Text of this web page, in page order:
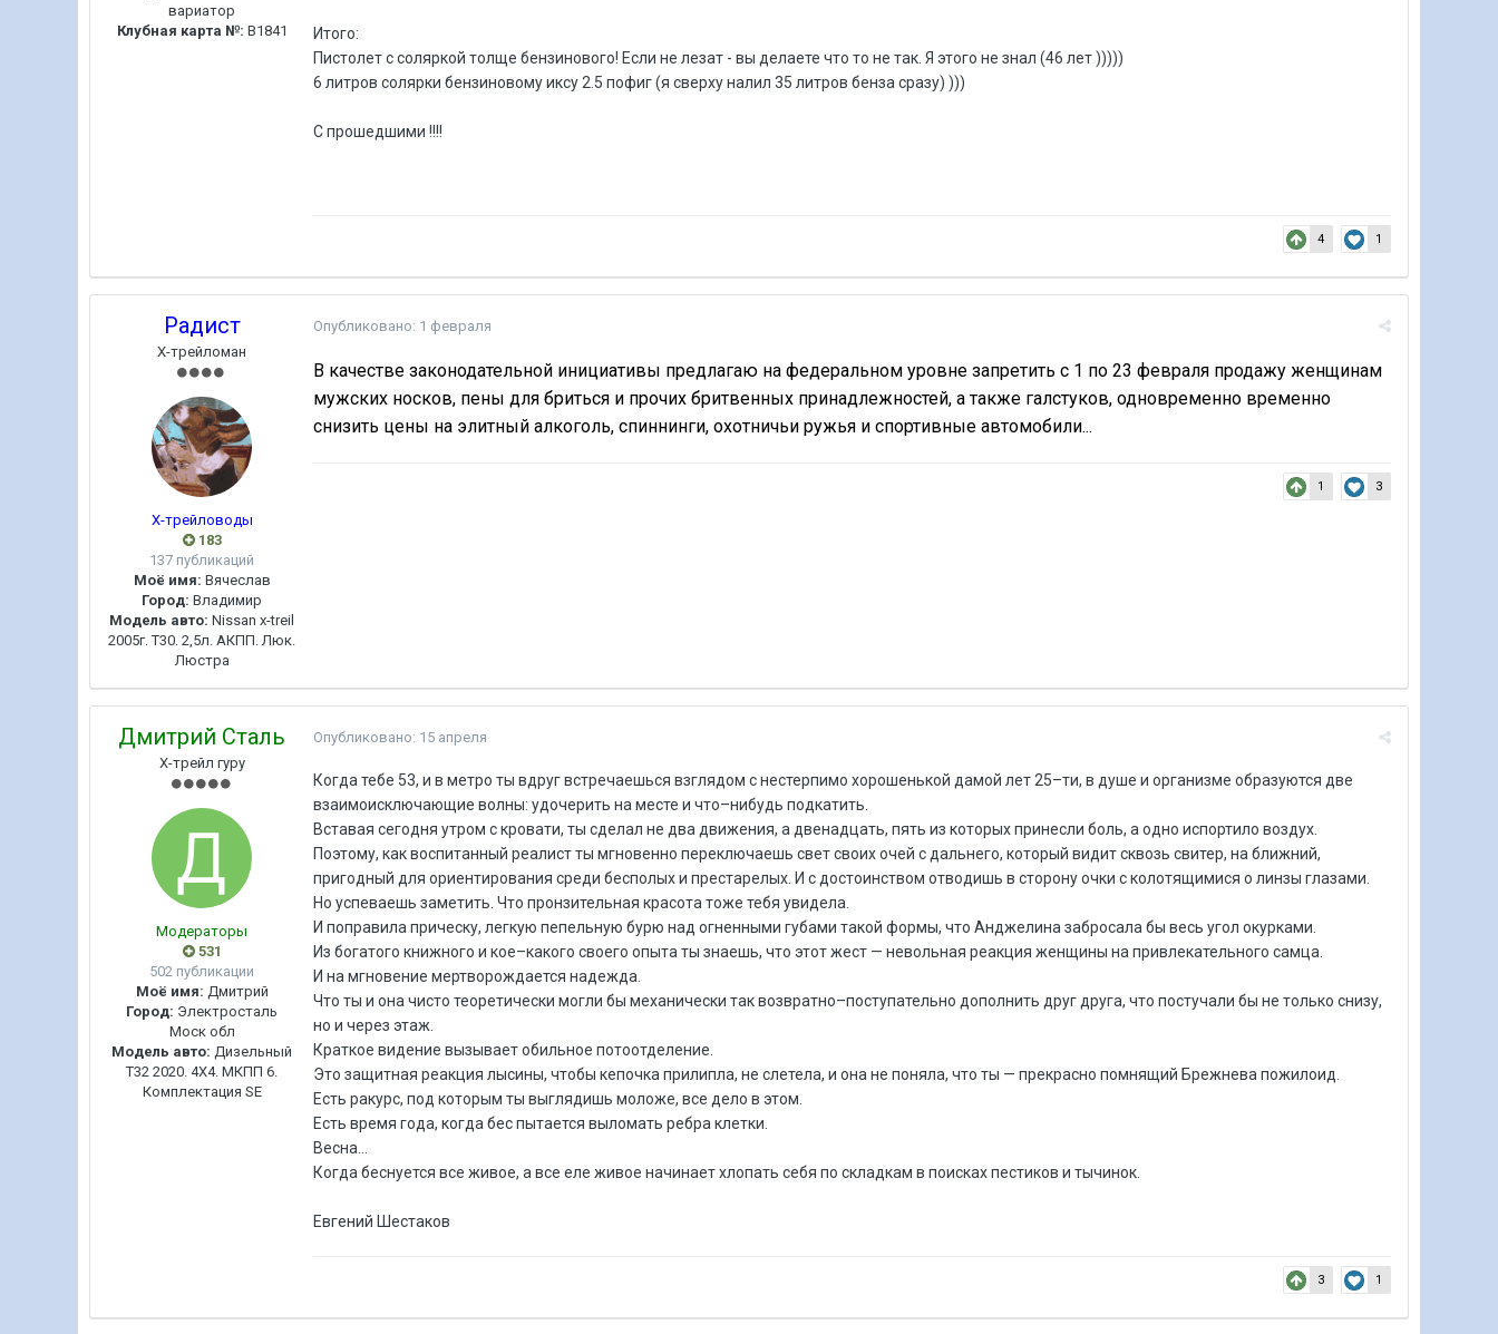
вариатор
Клубная карта №: B1841
Итого:
Пистолет с соляркой толще бензинового! Если не лезат - вы делаете что то не так. Я этого не знал (46 лет )))))
6 литров солярки бензиновому иксу 2.5 пофиг (я сверху налил 35 литров бенза сразу) )))
С прошедшими !!!!
4 1
Радист
Х-трейломан
Х-трейловоды
183
137 публикаций
Моё имя: Вячеслав
Город: Владимир
Модель авто: Nissan x-treil
2005г. Т30. 2,5л. АКПП. Люк.
Люстра
Опубликовано: 1 февраля
В качестве законодательной инициативы предлагаю на федеральном уровне запретить с 1 по 23 февраля продажу женщинам
мужских носков, пены для бриться и прочих бритвенных принадлежностей, а также галстуков, одновременно временно
снизить цены на элитный алкоголь, спиннинги, охотничьи ружья и спортивные автомобили...
1 3
Дмитрий Сталь
Х-трейл гуру
Модераторы
531
502 публикации
Моё имя: Дмитрий
Город: Электросталь
Моск обл
Модель авто: Дизельный
Т32 2020. 4Х4. МКПП 6.
Комплектация SE
Опубликовано: 15 апреля
Когда тебе 53, и в метро ты вдруг встречаешься взглядом с нестерпимо хорошенькой дамой лет 25–ти, в душе и организме образуются две
взаимоисключающие волны: удочерить на месте и что–нибудь подкатить.
Вставая сегодня утром с кровати, ты сделал не два движения, а двенадцать, пять из которых принесли боль, а одно испортило воздух.
Поэтому, как воспитанный реалист ты мгновенно переключаешь свет своих очей с дальнего, который видит сквозь свитер, на ближний,
пригодный для ориентирования среди бесполых и престарелых. И с достоинством отводишь в сторону очки с колотящимися о линзы глазами.
Но успеваешь заметить. Что пронзительная красота тоже тебя увидела.
И поправила прическу, легкую пепельную бурю над огненными губами такой формы, что Анджелина забросала бы весь угол окурками.
Из богатого книжного и кое–какого своего опыта ты знаешь, что этот жест — невольная реакция женщины на привлекательного самца.
И на мгновение мертворождается надежда.
Что ты и она чисто теоретически могли бы механически так возвратно–поступательно дополнить друг друга, что постучали бы не только снизу,
но и через этаж.
Краткое видение вызывает обильное потоотделение.
Это защитная реакция лысины, чтобы кепочка прилипла, не слетела, и она не поняла, что ты — прекрасно помнящий Брежнева пожилоид.
Есть ракурс, под которым ты выглядишь моложе, все дело в этом.
Есть время года, когда бес пытается выломать ребра клетки.
Весна...
Когда беснуется все живое, а все еле живое начинает хлопать себя по складкам в поисках пестиков и тычинок.
Евгений Шестаков
3 1